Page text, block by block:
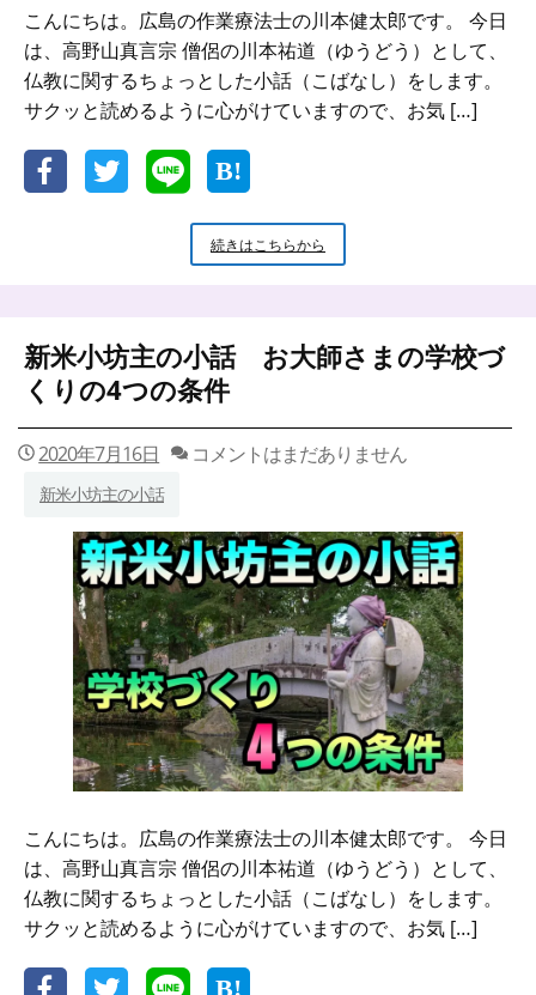
こんにちは。広島の作業療法士の川本健太郎です。 今日
は、高野山真言宗 僧侶の川本祐道（ゆうどう）として、
仏教に関するちょっとした小話（こばなし）をします。
サクッと読めるように心がけていますので、お気 […]
続きはこちらから
米
の
三
鈷
杵
味
と
祈
り
の
力
新米小坊主の小話 お大師さまの学校づ
くりの4つの条件
2020年7月16日 コメントはまだありません
新米小坊主の小話
こんにちは。広島の作業療法士の川本健太郎です。 今日
は、高野山真言宗 僧侶の川本祐道（ゆうどう）として、
仏教に関するちょっとした小話（こばなし）をします。
サクッと読めるように心がけていますので、お気 […]